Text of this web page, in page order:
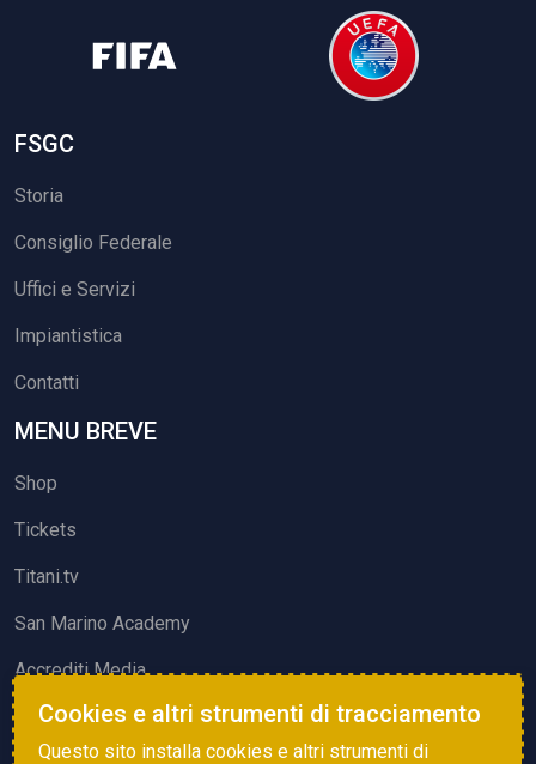
FSGC
Storia
Consiglio Federale
Uffici e Servizi
Impiantistica
Contatti
MENU BREVE
Shop
Tickets
Titani.tv
San Marino Academy
Accrediti Media
ATTIVITÀ ED EVENTI
Cookies e altri strumenti di tracciamento
Questo sito installa cookies e altri strumenti di